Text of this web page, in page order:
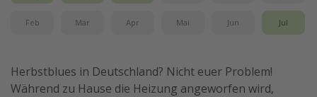
Feb Mär Apr Mai Jun Jul
Herbstblues in Deutschland? Nicht euer Problem!
Während zu Hause die Heizung angeworfen wird,